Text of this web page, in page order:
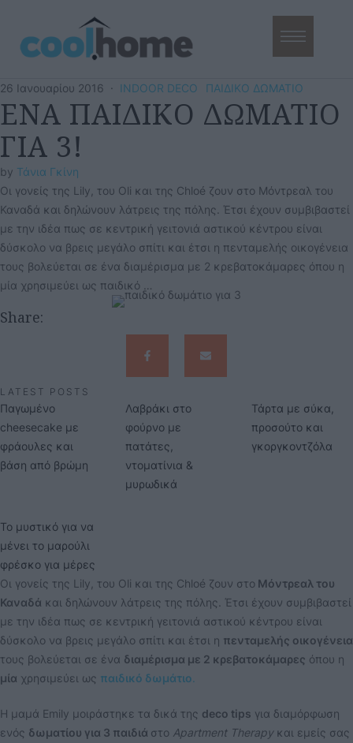
26 Ιανουαρίου 2016 · INDOOR DECO ΠΑΙΔΙΚΟ ΔΩΜΑΤΙΟ
ΕΝΑ ΠΑΙΔΙΚΟ ΔΩΜΑΤΙΟ
ΓΙΑ 3!
by Τάνια Γκίνη
Οι γονείς της Lily, του Oli και της Chloé ζουν στο Μόντρεαλ του
Καναδά και δηλώνουν λάτρεις της πόλης. Έτσι έχουν συμβιβαστεί
με την ιδέα πως σε κεντρική γειτονιά αστικού κέντρου είναι
δύσκολο να βρεις μεγάλο σπίτι και έτσι η πενταμελής οικογένεια
τους βολεύεται σε ένα διαμέρισμα με 2 κρεβατοκάμαρες όπου η
μία χρησιμεύει ως παιδικό …
Share:
LATEST POSTS
Παγωμένο
cheesecake με
φράουλες και
βάση από βρώμη
Λαβράκι στο
φούρνο με
πατάτες,
ντοματίνια &
μυρωδικά
Τάρτα με σύκα,
προσούτο και
γκοργκοντζόλα
Το μυστικό για να
μένει το μαρούλι
φρέσκο για μέρες
Οι γονείς της Lily, του Oli και της Chloé ζουν στο Μόντρεαλ του
Καναδά και δηλώνουν λάτρεις της πόλης. Έτσι έχουν συμβιβαστεί
με την ιδέα πως σε κεντρική γειτονιά αστικού κέντρου είναι
δύσκολο να βρεις μεγάλο σπίτι και έτσι η πενταμελής οικογένεια
τους βολεύεται σε ένα διαμέρισμα με 2 κρεβατοκάμαρες όπου η
μία χρησιμεύει ως παιδικό δωμάτιο
Η μαμά Emily μοιράστηκε τα δικά της deco tips για διαμόρφωση
ενός δωματίου για 3 παιδιά στο Apartment Therapyκαι εμείς σας